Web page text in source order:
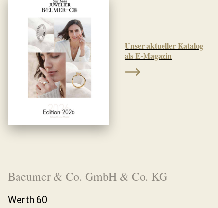
Unser aktueller Katalog
als E-Magazin
Baeumer & Co. GmbH & Co. KG
Werth 60